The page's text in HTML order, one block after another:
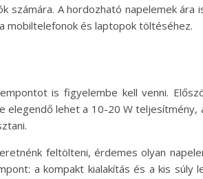
A hordozható napelemek ára
mobiltelefonok és laptopok töltéséhez.
is figyelembe kell venni.
elegendő lehet a 10-20 W
feltölteni, érdemes olyan
a kompakt kialakítás és a kis súly